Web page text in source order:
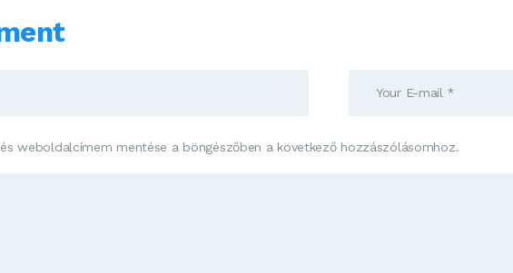
weboldalcímem mentése a böngészőben a következő hozzászólásomhoz.